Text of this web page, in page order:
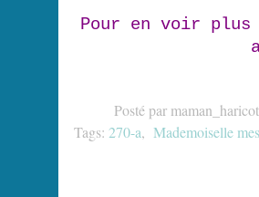
Pour en voir plus
Posté par
Tags: 270-a, Mademoiselle